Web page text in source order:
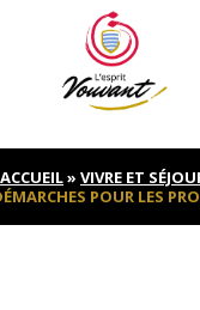
ACCUEIL» VIVRE ET
POUR LES